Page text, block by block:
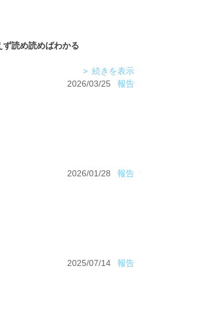
続きを表示
2026/03/25
報告
2026/01/28 報告
2025/07/14
報告